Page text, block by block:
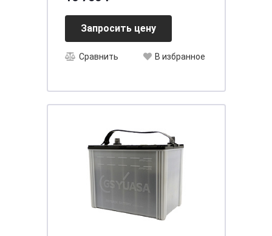
Запросить цену
Сравнить В избранное